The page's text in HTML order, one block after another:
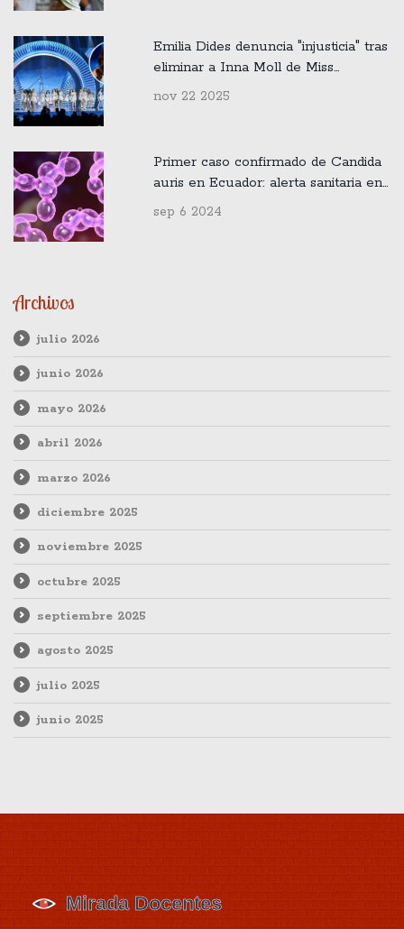
Emilia Dides denuncia "injusticia" tras
eliminar a Inna Moll de Miss
Universo 2025
nov 22 2025
Primer caso confirmado de Candida
auris en Ecuador: alerta sanitaria en
2024
sep 6 2024
Archivos
julio 2026
junio 2026
mayo 2026
abril 2026
marzo 2026
diciembre 2025
noviembre 2025
octubre 2025
septiembre 2025
agosto 2025
julio 2025
junio 2025